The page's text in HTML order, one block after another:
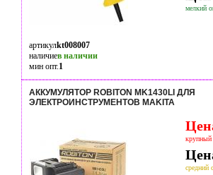
мелкий
артикулkt008007
наличиев наличии
мин опт.1
АККУМУЛЯТОР ROBITON MK1430LI ДЛЯ
ЭЛЕКТРОИНСТРУМЕНТОВ MAKITA
крупный
средний